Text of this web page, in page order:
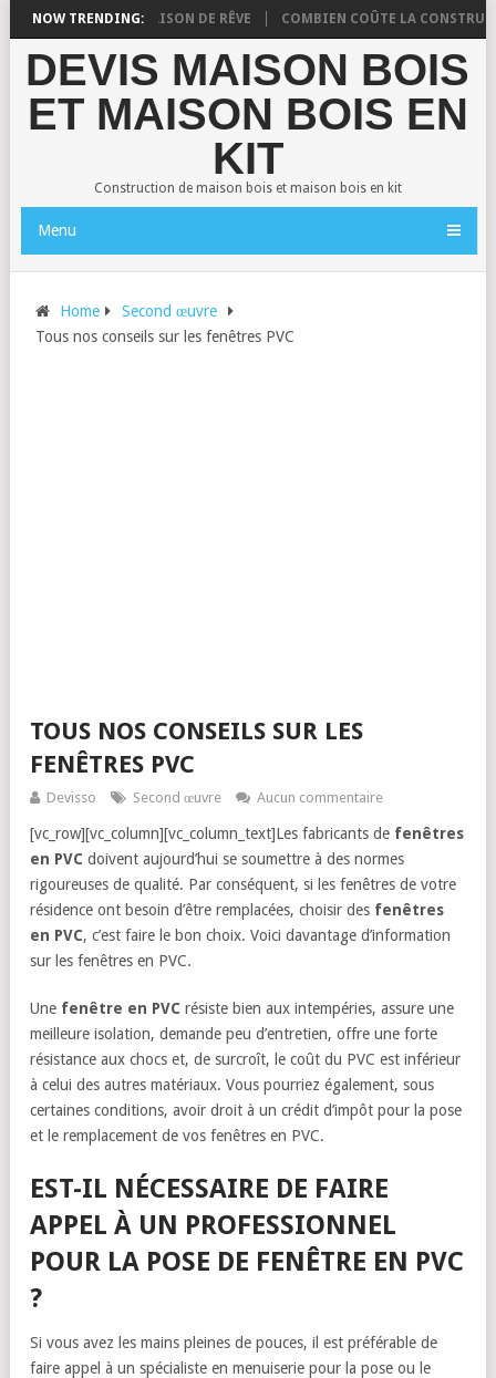
NOW TRENDING:
VOTRE MAISON DE RÊVE COMBIEN COÛTE LA
DEVIS MAISON BOIS
ET MAISON BOIS EN
KIT
Construction de maison bois et maison bois en kit
Menu
Home
Second œuvre
Tous nos conseils sur les fenêtres PVC
TOUS NOS CONSEILS SUR LES
FENÊTRES PVC
Devisso Second œuvre Aucun commentaire
[vc_row][vc_column][vc_column_text]Les fabricants de fenêtres
en PVC doivent aujourd’hui se soumettre à des normes
rigoureuses de qualité. Par conséquent, si les fenêtres de votre
résidence ont besoin d’être remplacées, choisir des fenêtres
en PVC, c’est faire le bon choix. Voici davantage d’information
sur les fenêtres en PVC.
Une fenêtre en PVC résiste bien aux intempéries, assure une
meilleure isolation, demande peu d’entretien, offre une forte
résistance aux chocs et, de surcroît, le coût du PVC est inférieur
à celui des autres matériaux. Vous pourriez également, sous
certaines conditions, avoir droit à un crédit d’impôt pour la pose
et le remplacement de vos fenêtres en PVC.
EST-IL NÉCESSAIRE DE FAIRE
APPEL À UN PROFESSIONNEL
POUR LA POSE DE FENÊTRE EN PVC
?
Si vous avez les mains pleines de pouces, il est préférable de
faire appel à un spécialiste en menuiserie pour la pose ou le